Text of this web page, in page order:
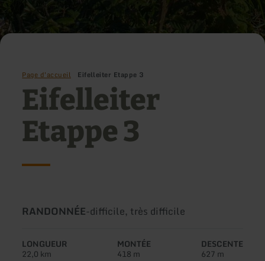
Page d'accueil Eifelleiter Etappe 3
Eifelleiter
Etappe 3
Type
circuit:
RANDONNÉE-Difficulté:
difficile, très difficile
LONGUEUR
22,0 km
MONTÉE
418 m
DESCENTE
627 m